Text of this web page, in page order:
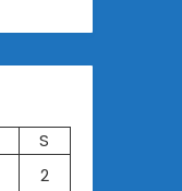
S
2